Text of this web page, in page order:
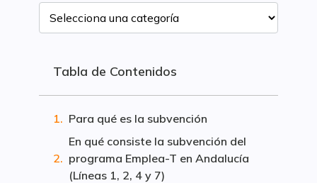
Tabla de Contenidos
Para qué es la subvención
En qué consiste la subvención del
programa Emplea-T en Andalucía
(Líneas 1, 2, 4 y 7)